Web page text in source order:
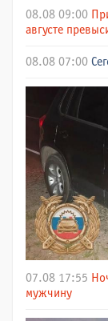
08.08 09:00
августе
08.08 07:00
07.08 17:55
мужчину